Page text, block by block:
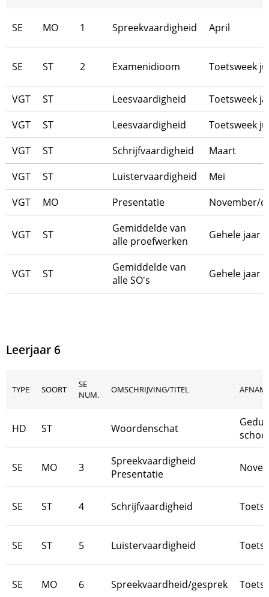
SE MO 1 Spreekvaardigheid April
SE ST 2 Examenidioom Toetsweek
VGT ST Leesvaardigheid
Toetsweek
VGT
ST Leesvaardigheid
Toetsweek
VGT
ST Schrijfvaardigheid
Maart
VGT
ST Luistervaardigheid
Mei
VGT
MO Presentatie November/
VGT ST
Gemiddelde van
alle proefwerken
Gehele jaar
VGT ST
Gemiddelde van
alle SO's
Gehele jaar
Leerjaar 6
TYPE SOORT
SE
NUM.
OMSCHRIJVING/TITEL
HD ST Woordenschat
SE MO 3
Spreekvaardigheid
Presentatie
SE ST 4 Schrijfvaardigheid
SE ST 5 Luistervaardigheid
SE MO 6 Spreekvaardheid/gesprek